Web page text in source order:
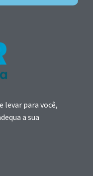
levar para você,
a sua